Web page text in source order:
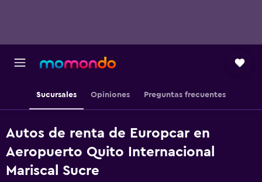
Sucursales Opiniones Preguntas frecuentes
Autos de renta de Europcar en
Aeropuerto Quito Internacional
Mariscal Sucre